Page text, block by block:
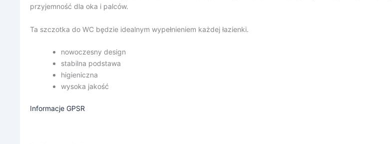
przyjemność dla oka i palców.
Ta szczotka do WC będzie idealnym wypełnieniem każdej łazienki.
nowoczesny design
stabilna podstawa
higieniczna
wysoka jakość
Informacje GPSR